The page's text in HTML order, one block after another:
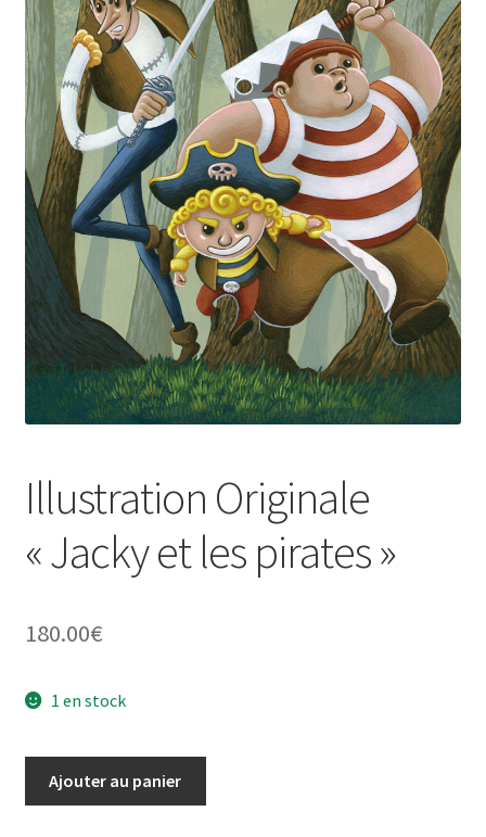
Illustration Originale
« Jacky et les pirates »
180.00€
1 en stock
Ajouter au panier